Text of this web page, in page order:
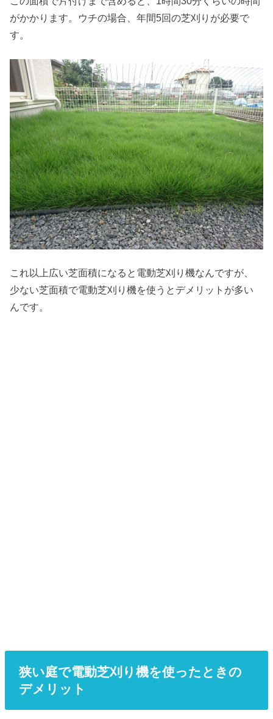
がかかります。ウチの場合、年間5回の芝刈りが必要で
す。
これ以上広い芝面積になると電動芝刈り機なんですが、
少ない芝面積で電動芝刈り機を使うとデメリットが多い
んです。
狭い庭で電動芝刈り機を使ったときの
デメリット